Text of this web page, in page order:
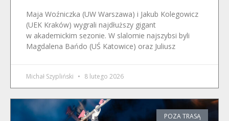
Maja Woźniczka (UW Warszawa) i Jakub Kolegowicz
(UEK Kraków) wygrali najdłuższy gigant
w akademickim sezonie. W slalomie najszybsi byli
Magdalena Bańdo (UŚ Katowice) oraz Juliusz
Michał Szypliński 8 lutego 2026
POZA TRASĄ